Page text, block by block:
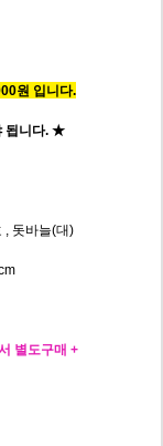
원 입니다.
됩니다. ★
, 돗바늘(대)
별도구매 +